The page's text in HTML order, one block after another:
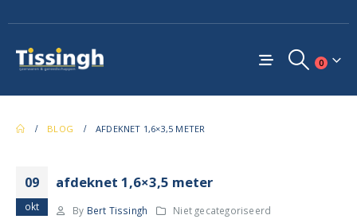
0
BLOG AFDEKNET 1,6×3,5 METER
09
okt
afdeknet 1,6×3,5 meter
By Bert Tissingh
Niet gecategoriseerd